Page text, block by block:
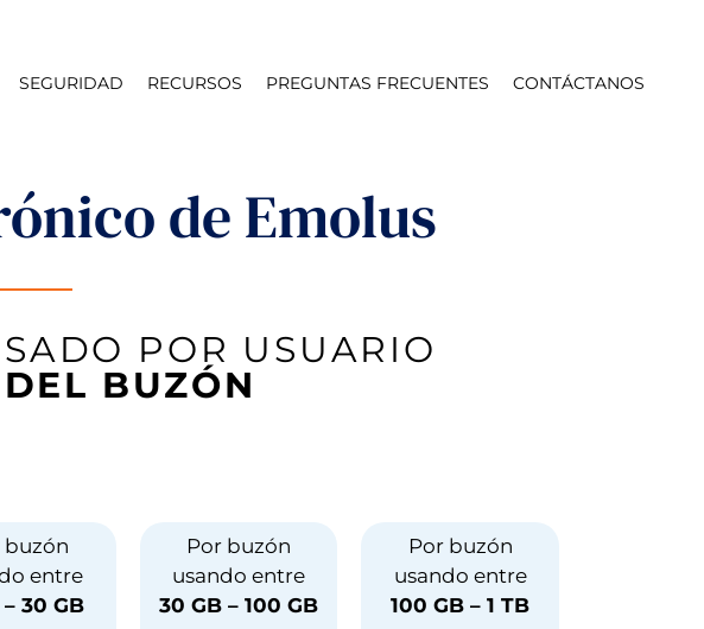
SEGURIDAD RECURSOS PREGUNTAS FRECUENTES CONTÁCTANOS
de Emolus
POR USUARIO
BUZÓN
buzón
entre
– 30 GB
Por buzón
usando entre
30 GB – 100 GB
Por buzón
usando entre
100 GB – 1 TB